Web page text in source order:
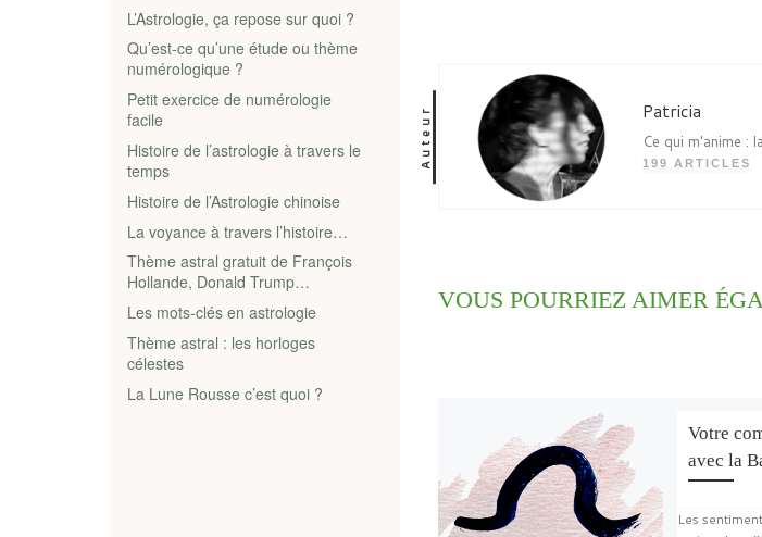
Auteur Patricia
Ce qui m'anime :
199 ARTICLES
VOUS POURRIEZ AIMER
Votre
avec la
Les
L’Astrologie, ça repose sur quoi ?
Qu’est-ce qu’une étude ou thème
numérologique ?
Petit exercice de numérologie
facile
Histoire de l’astrologie à travers le
temps
Histoire de l’Astrologie chinoise
La voyance à travers l’histoire…
Thème astral gratuit de François
Hollande, Donald Trump…
Les mots-clés en astrologie
Thème astral : les horloges
célestes
La Lune Rousse c’est quoi ?